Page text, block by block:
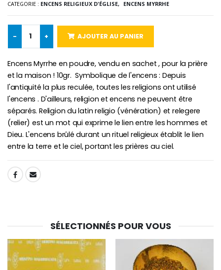
-10%
€4.95
-25%
Lot de 20 Bougies de Neuvaine Blanches
€78.00 €58.50
Huile d'Onction
€9.90
€4.90
€2.50
€5.00
CATEGORIE : ENCENS RELIGIEUX D'ÉGLISE, ENCENS MYRRHE
- + AJOUTER AU PANIER
Encens Myrrhe en poudre, vendu en sachet , pour la prière
et la maison ! 10gr. Symbolique de l'encens : Depuis
l'antiquité la plus reculée, toutes les religions ont utilisé
l'encens . D'ailleurs, religion et encens ne peuvent être
séparés. Religion du latin religio (vénération) et relegere
(relier) est un mot qui exprime le lien entre les hommes et
Dieu. L'encens brûlé durant un rituel religieux établit le lien
entre la terre et le ciel, portant les prières au ciel.
SHARE:
SÉLECTIONNÉS POUR VOUS